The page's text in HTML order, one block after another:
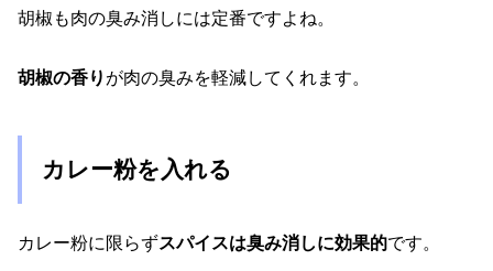
胡椒も肉の臭み消しには定番ですよね。
胡椒の香り が肉の臭みを軽減してくれます。
カレー粉を入れる
カレー粉に限らずスパイスは臭み消しに効果的です。